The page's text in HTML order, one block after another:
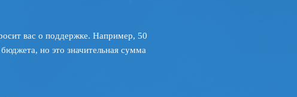
вас о поддержке. Например, 50
но это значительная сумма